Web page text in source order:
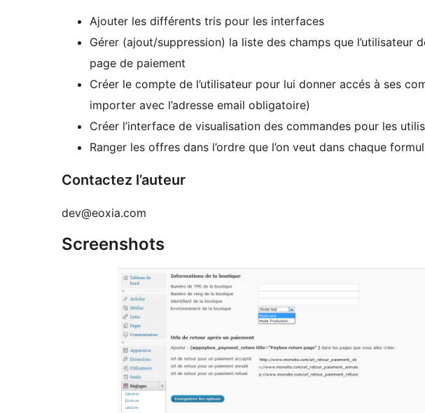
Ajouter les différents tris pour les interfaces
Gérer (ajout/suppression) la liste des champs que l’utilisateur
page de paiement
Créer le compte de l’utilisateur pour lui donner accés à ses
importer avec l’adresse email obligatoire)
Créer l’interface de visualisation des commandes pour les
Ranger les offres dans l’ordre que l’on veut dans chaque
Contactez l’auteur
dev@eoxia.com
Screenshots